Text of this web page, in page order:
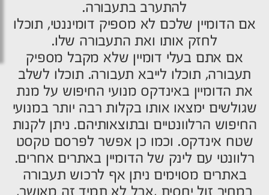
להתערב בתעבורה.
אם הדומיין שלכם לא מספיק דומיננטי, תוכלו
לחזק אותו ואת התעבורה שלו.
אם אתם בעלי דומיין שלא מקבל מספיק
תעבורה, תוכלו לייבא תעבורה. תוכלו לשלב
את הדומיין באינדקס מנועי החיפוש על מנת
שגולשים ימצאו אותו בקלות רבה יותר במנועי
החיפוש הרלוונטיים ובתוצאותיהם. ניתן לקנות
שטח אינדקס. וכמו כן אפשר לפרסם טקסט
רלוונטי עם לינק של הדומיין באתרים אחרים.
באתרים מסוימים ניתן אף לרכוש תעבורה
במחיר זול יחסית ,אבל לא תמיד זה מאושר,